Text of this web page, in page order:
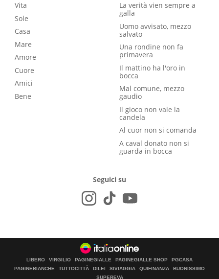
Vita
Sole
Casa
Mare
Amore
Cuore
Amici
Bene
La verità vien sempre a
galla
Uomo avvisato, mezzo
salvato
Una rondine non fa
primavera
Il mattino ha l'oro in
bocca
Mal comune, mezzo
gaudio
Il gioco non vale la
candela
Al cuor non si comanda
A caval donato non si
guarda in bocca
Seguici su
LIBERO VIRGILIO PAGINEGIALLE PAGINEGIALLE SHOP
PGCASA
PAGINEBIANCHE
TUTTOCITTÀ DILEI SIVIAGGIA QUIFINANZA
BUONISSIMO
SUPEREVA